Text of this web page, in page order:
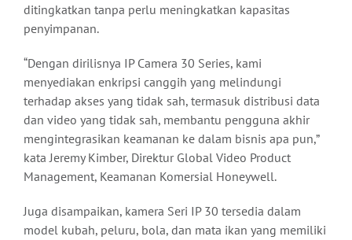
ditingkatkan tanpa perlu meningkatkan kapasitas
penyimpanan.
“Dengan dirilisnya IP Camera 30 Series, kami
menyediakan enkripsi canggih yang melindungi
terhadap akses yang tidak sah, termasuk distribusi data
dan video yang tidak sah, membantu pengguna akhir
mengintegrasikan keamanan ke dalam bisnis apa pun,”
kata Jeremy Kimber, Direktur Global Video Product
Management, Keamanan Komersial Honeywell.
Juga disampaikan, kamera Seri IP 30 tersedia dalam
model kubah, peluru, bola, dan mata ikan yang memiliki